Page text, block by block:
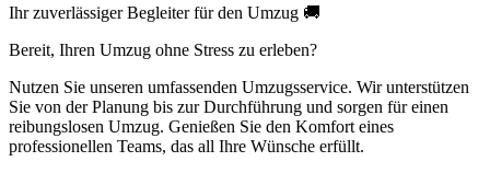
Ihr zuverlässiger Begleiter für den Umzug 🚚
Bereit, Ihren Umzug ohne Stress zu erleben?
Nutzen Sie unseren umfassenden Umzugsservice. Wir unterstützen
Sie von der Planung bis zur Durchführung und sorgen für einen
reibungslosen Umzug. Genießen Sie den Komfort eines
professionellen Teams, das all Ihre Wünsche erfüllt.